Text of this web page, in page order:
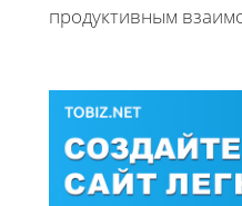
продуктивным